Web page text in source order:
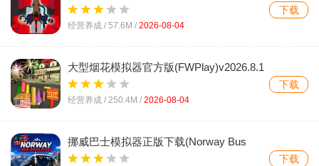
(OhBoonZyuger SIM)v1.8.3 手机版
经营养成 / 57.6M / 2026-08-04
下载
大型烟花模拟器官方版(FWPlay)v2026.8.1
安卓版
经营养成 / 250.4M / 2026-08-04
下载
挪威巴士模拟器正版下载(Norway Bus
Simulator)v1.1 最新版
下载